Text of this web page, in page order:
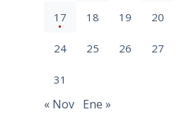
17 18 19 20
24 25 26 27
31
« Nov Ene »